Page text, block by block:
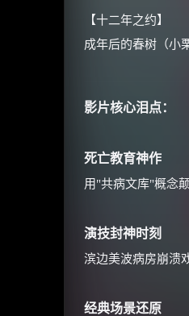
【十二年之约】
成年后的春树（小
影片核心泪点：
死亡教育神作
用"共病文库"概念
演技封神时刻
滨边美波病房崩溃
经典场景还原